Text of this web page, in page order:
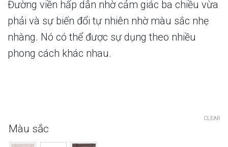
Đường viền hấp dẫn nhờ cảm giác ba chiều vừa
phải và sự biến đổi tự nhiên nhờ màu sắc nhẹ
nhàng. Nó có thể được sự dụng theo nhiều
phong cách khác nhau.
Màu sắc
CLEAR